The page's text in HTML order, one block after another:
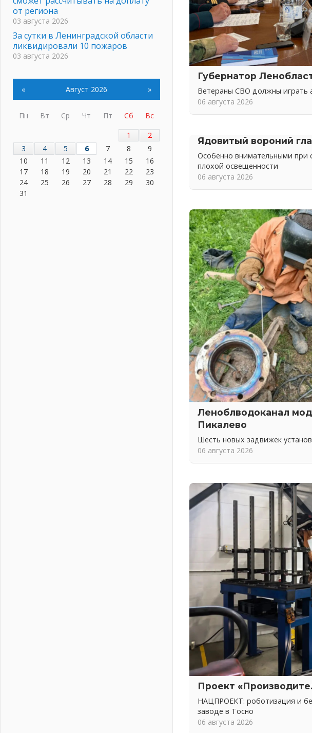
Губернатор
Ветераны СВО должны играть
06 августа 2026
Ядовитый вороний
Особенно внимательными при
плохой освещенности
06 августа 2026
Леноблводоканал
Пикалево
Шесть новых задвижек
06 августа 2026
Проект
НАЦПРОЕКТ: роботизация и
заводе в Тосно
06 августа 2026
от региона
03 августа 2026
За сутки в Ленинградской области
ликвидировали 10 пожаров
03 августа 2026
пока не просится
03 августа 2026
Ленобласти подняли зарплаты
Шесть новых жизней в честь дня
рождения Ленинградской области
03 августа 2026
Уроки безопасности для детей и
взрослых
« Август 2026 »
Пн Вт Ср Чт Пт Сб
Вс
1
2
3
4 5 6 7 8
9
10
11 12 13 14 15
16
17
18 19 20 21 22
23
24
25 26 27 28 29
30
31